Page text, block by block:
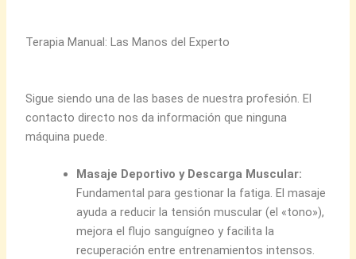
Terapia Manual: Las Manos del Experto
Sigue siendo una de las bases de nuestra profesión. El
contacto directo nos da información que ninguna
máquina puede.
Masaje Deportivo y Descarga Muscular:
Fundamental para gestionar la fatiga. El masaje
ayuda a reducir la tensión muscular (el «tono»),
mejora el flujo sanguígneo y facilita la
recuperación entre entrenamientos intensos.